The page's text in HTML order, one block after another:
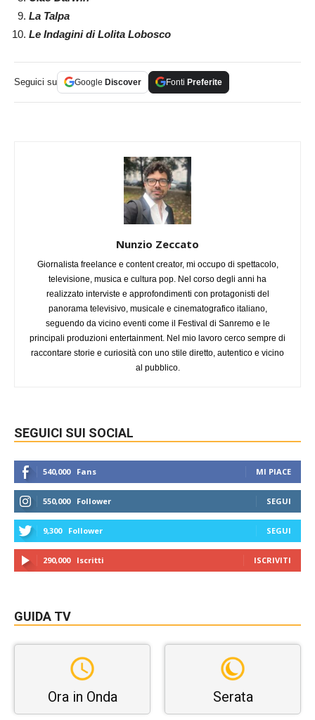
La Talpa
Le Indagini di Lolita Lobosco
Seguici su Google Discover Fonti Preferite
Nunzio Zeccato
Giornalista freelance e content creator, mi occupo di spettacolo,
televisione, musica e cultura pop. Nel corso degli anni ha
realizzato interviste e approfondimenti con protagonisti del
panorama televisivo, musicale e cinematografico italiano,
seguendo da vicino eventi come il Festival di Sanremo e le
principali produzioni entertainment. Nel mio lavoro cerco sempre di
raccontare storie e curiosità con uno stile diretto, autentico e vicino
al pubblico.
SEGUICI SUI SOCIAL
540,000 Fans MI PIACE
550,000 Follower SEGUI
9,300 Follower SEGUI
290,000 Iscritti ISCRIVITI
GUIDA TV
Ora in Onda Serata